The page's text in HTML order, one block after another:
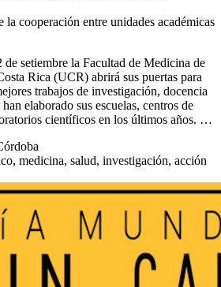
cooperación entre unidades académicas
setiembre la Facultad de Medicina de
Rica (UCR) abrirá sus puertas para
trabajos de investigación, docencia
elaborado sus escuelas, centros de
científicos en los últimos años. …
medicina, salud, investigación, acción